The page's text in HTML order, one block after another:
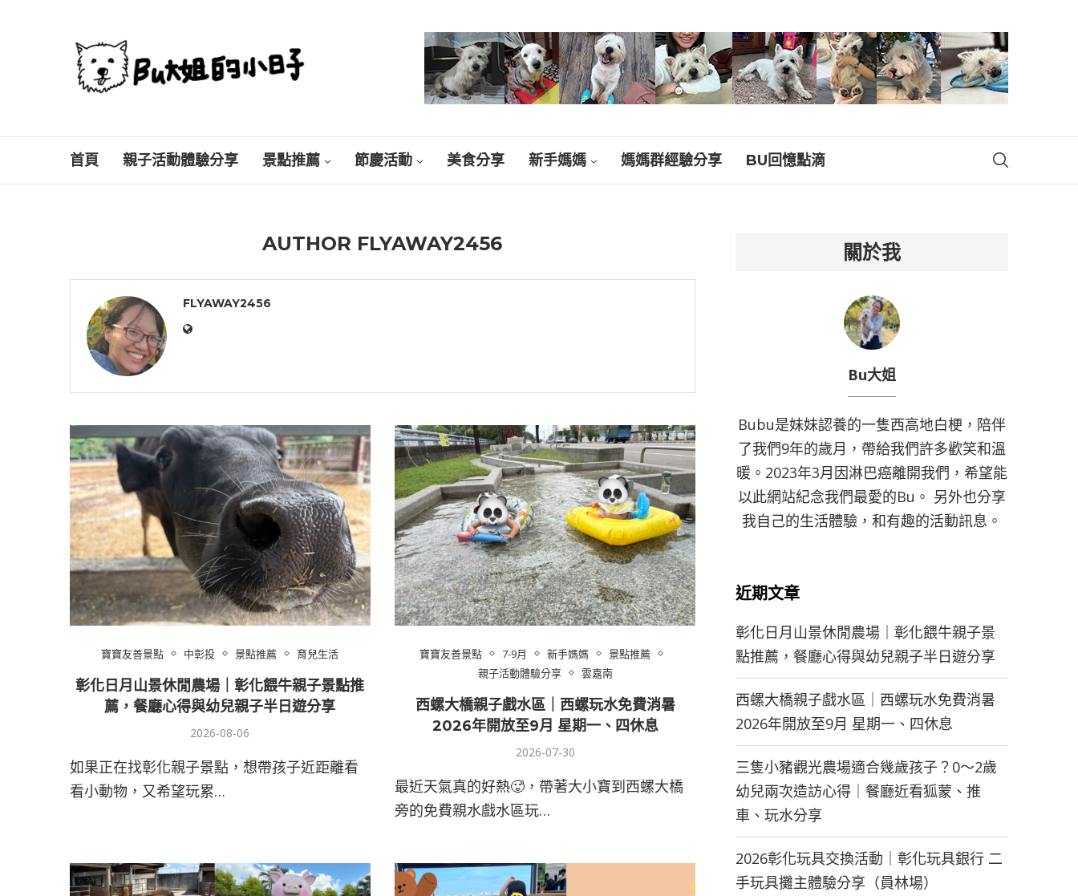
首頁 親子活動體驗分享 景點推薦 節慶活動 美食分享 新手媽媽 媽媽群經驗分享 BU回憶點滴
AUTHOR FLYAWAY2456
FLYAWAY2456
寶寶友善景點 中彰投 景點推薦 育兒生活
彰化日月山景休閒農場｜彰化餵牛親子景點推
薦，餐廳心得與幼兒親子半日遊分享
2026-08-06
如果正在找彰化親子景點，想帶孩子近距離看
看小動物，又希望玩累…
寶寶友善景點 7-9月 新手媽媽
景點推薦
親子活動體驗分享
雲嘉南
西螺大橋親子戲水區｜西螺玩水免費消暑
2026年開放至9月 星期一、四休息
2026-07-30
最近天氣真的好熱🥵，帶著大小寶到西螺大橋
旁的免費親水戲水區玩…
關於我
Bu大姐
Bubu是妹妹認養的一隻西高地白梗，陪伴
了我們9年的歲月，帶給我們許多歡笑和溫
暖。2023年3月因淋巴癌離開我們，希望能
以此網站紀念我們最愛的Bu。 另外也分享
我自己的生活體驗，和有趣的活動訊息。
近期文章
彰化日月山景休閒農場｜彰化餵牛親子景
點推薦，餐廳心得與幼兒親子半日遊分享
西螺大橋親子戲水區｜西螺玩水免費消暑
2026年開放至9月 星期一、四休息
三隻小豬觀光農場適合幾歲孩子？0～2歲
幼兒兩次造訪心得｜餐廳近看狐蒙、推
車、玩水分享
2026彰化玩具交換活動｜彰化玩具銀行 二
手玩具攤主體驗分享（員林場）